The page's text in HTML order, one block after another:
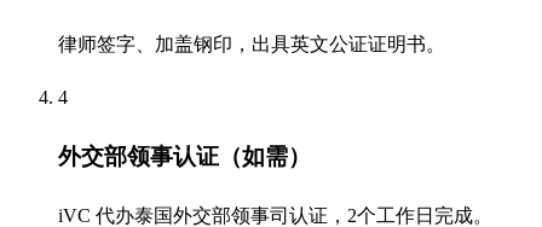
律师签字、加盖钢印，出具英文公证证明书。
4
外交部领事认证（如需）
iVC 代办泰国外交部领事司认证，2个工作日完成。